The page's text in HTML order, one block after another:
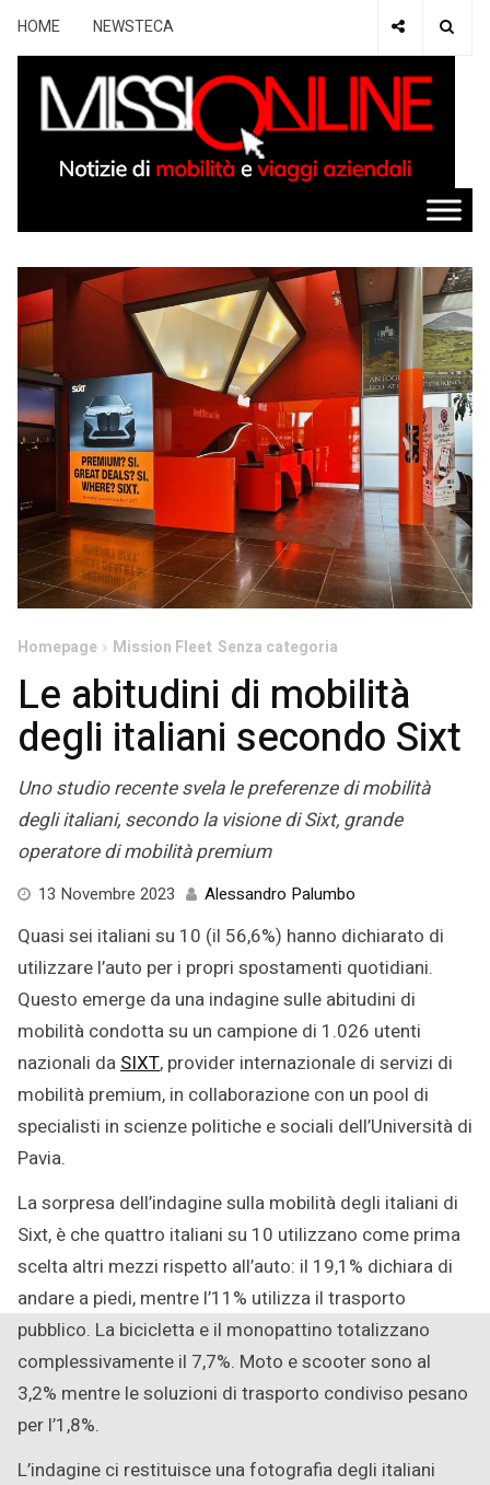
HOME NEWSTECA
Homepage Mission Fleet Senza categoria
Le abitudini di mobilità
degli italiani secondo Sixt
Uno studio recente svela le preferenze di mobilità
degli italiani, secondo la visione di Sixt, grande
operatore di mobilità premium
13 Novembre 2023 13
2023
Alessandro Palumbo
Quasi sei italiani su 10 (il 56,6%) hanno dichiarato di
utilizzare l’auto per i propri spostamenti quotidiani.
Questo emerge da una indagine sulle abitudini di
mobilità condotta su un campione di 1.026 utenti
nazionali daSIXT, provider internazionale di servizi di
mobilità premium, in collaborazione con un pool di
specialisti in scienze politiche e sociali dell’Università di
Pavia.
La sorpresa dell’indagine sulla mobilità degli italiani di
Sixt, è che quattro italiani su 10 utilizzano come prima
scelta altri mezzi rispetto all’auto: il 19,1% dichiara di
andare a piedi, mentre l’11% utilizza il trasporto
pubblico. La bicicletta e il monopattino totalizzano
complessivamente il 7,7%. Moto e scooter sono al
3,2% mentre le soluzioni di trasporto condiviso pesano
per l’1,8%.
L’indagine ci restituisce una fotografia degli italiani